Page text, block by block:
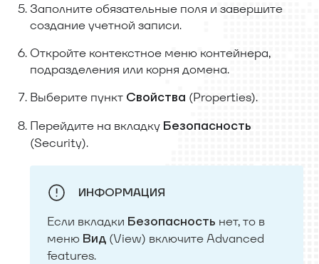
Заполните обязательные поля и завершите
создание учетной записи.
Откройте контекстное меню контейнера,
подразделения или корня домена.
Выберите пункт Свойства (Properties).
Перейдите на вкладку Безопасность
(Security).
ИНФОРМАЦИЯ
Если вкладки Безопасность нет, то в
меню Вид (View) включите Advanced
features.